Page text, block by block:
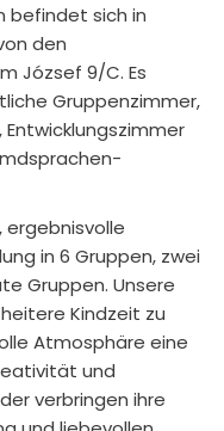
befindet sich in
den
József 9/C. Es
Gruppenzimmer,
Entwicklungszimmer
ergebnisvolle
in 6 Gruppen, zwei
Gruppen. Unsere
Kindzeit zu
Atmosphäre eine
und
verbringen ihre